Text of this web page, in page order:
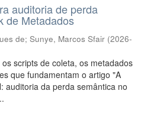
auditoria de perda
de Metadados
de; Sunye, Marcos Sfair (2026-
scripts de coleta, os metadados
que fundamentam o artigo "A
auditoria da perda semântica no